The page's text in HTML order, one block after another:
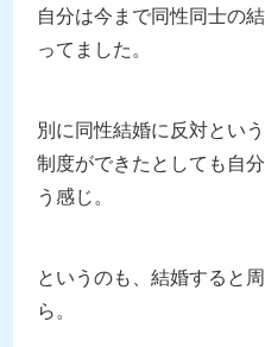
自分は今まで同性同士の
ってました。
別に同性結婚に反対とい
制度ができたとしても自
う感じ。
というのも、結婚すると
ら。